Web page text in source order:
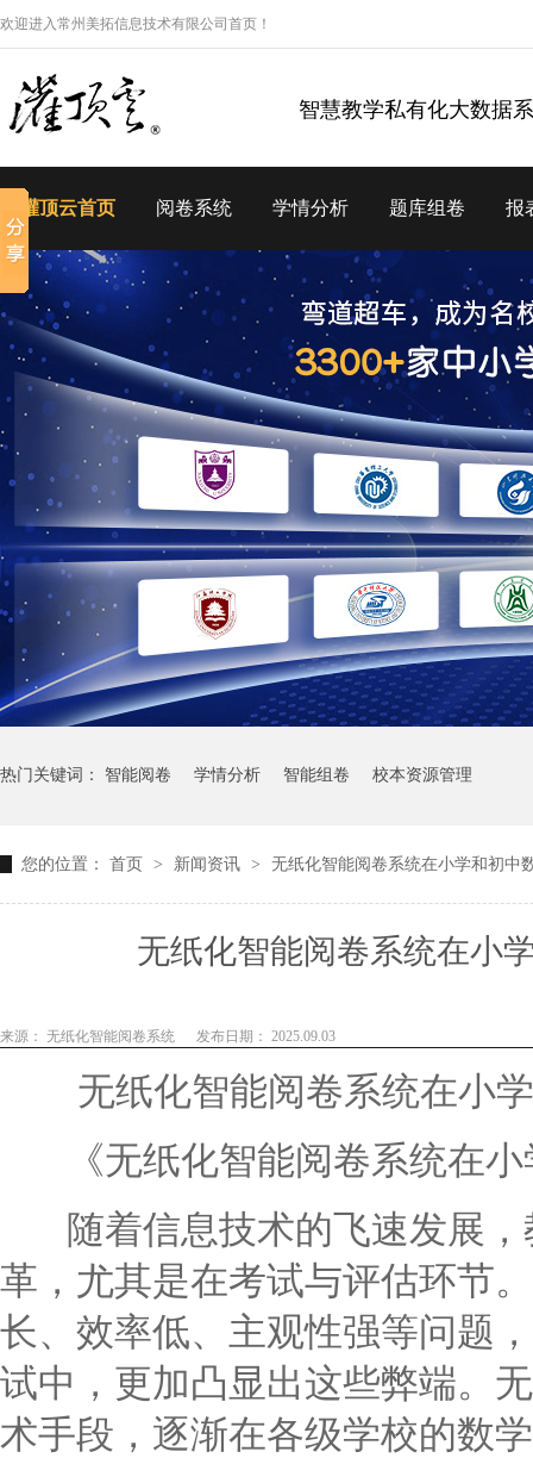
欢迎进入常州美拓信息技术有限公司首页！
智慧教学私有化大数据
灌顶云首页 阅卷系统 学情分析 题库组卷 报
热门关键词： 智能阅卷 学情分析 智能组卷 校本资源管理
您的位置： 首页 > 新闻资讯 > 无纸化智能阅卷系统在小学和初中
无纸化智能阅卷系统在小
来源： 无纸化智能阅卷系统 发布日期： 2025.09.03
无纸化智能阅卷系统在小
《无纸化智能阅卷系统在小
随着信息技术的飞速发展，
革，尤其是在考试与评估环节
长、效率低、主观性强等问题
试中，更加凸显出这些弊端。
术手段，逐渐在各级学校的数